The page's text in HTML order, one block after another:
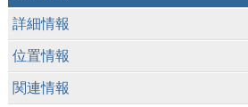
詳細情報
位置情報
関連情報